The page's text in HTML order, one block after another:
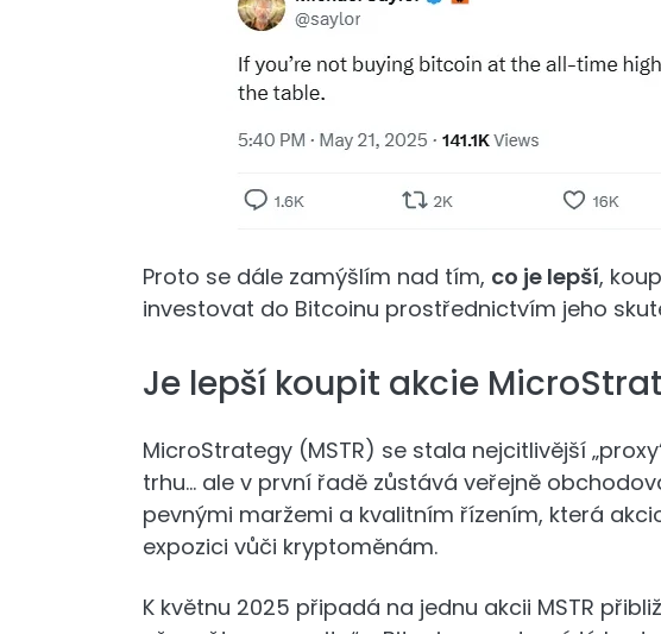
Proto se dále zamýšlím nad tím, co je lepší,
investovat do Bitcoinu prostřednictvím jeho
Je lepší koupit akcie
MicroStrategy (MSTR) se stala nejcitlivější
trhu… ale v první řadě zůstává veřejně
pevnými maržemi a kvalitním řízením, která
expozici vůči kryptoměnám.
K květnu 2025 připadá na jednu akcii MSTR